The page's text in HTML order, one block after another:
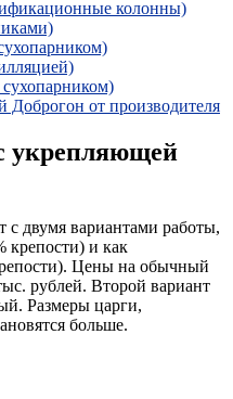
колонны)
Доброгон от производителя
двумя вариантами работы,
крепости) и как
Цены на обычный
рублей. Второй вариант
Размеры царги,
больше.